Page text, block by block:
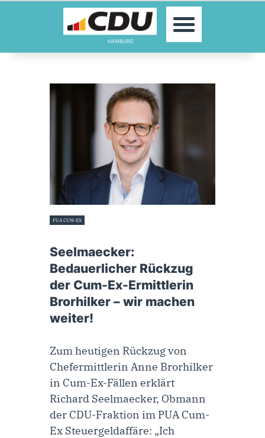
MOIN!
AKTUELLES
PARLAMENTE
KONTAKT
SPENDEN
MITGLIED WERDEN!
PUA CUM-EX
Seelmaecker:
Bedauerlicher Rückzug
der Cum-Ex-Ermittlerin
Brorhilker – wir machen
weiter!
Zum heutigen Rückzug von
Chefermittlerin Anne Brorhilker
in Cum-Ex-Fällen erklärt
Richard Seelmaecker, Obmann
der CDU-Fraktion im PUA Cum-
Ex Steuergeldaffäre: „Ich